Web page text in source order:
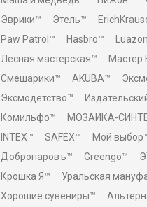
Эврики™
Этель™
Paw Patrol™
Hasbro™
Лесная мастерская™
Мастер
Смешарики™
AKUBA™
Эксмодетство™
Комильфо™
МОЗАИКА-
INTEX™
SAFEX™
Мой
Добропаровъ™
Greengo™
Крошка Я™
Уральская
Хорошие сувениры™